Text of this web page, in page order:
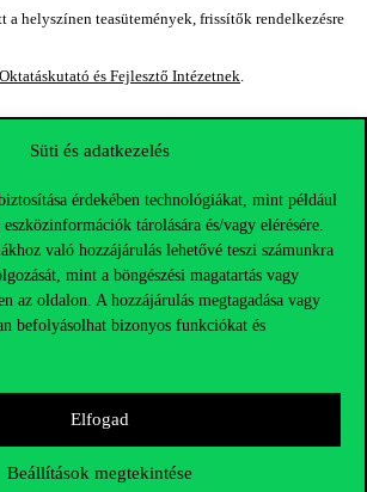
Süti és adatkezelés
érdekében technológiákat, mint például
tárolására és/vagy elérésére.
való hozzájárulás lehetővé teszi számunkra
mint a böngészési magatartás vagy
az oldalon. A hozzájárulás megtagadása vagy
befolyásolhat bizonyos funkciókat és
Elfogad
Beállítások megtekintése
a helyszínen teasütemények, frissítők rendelkezésre
Oktatáskutató és Fejlesztő Intézetnek.